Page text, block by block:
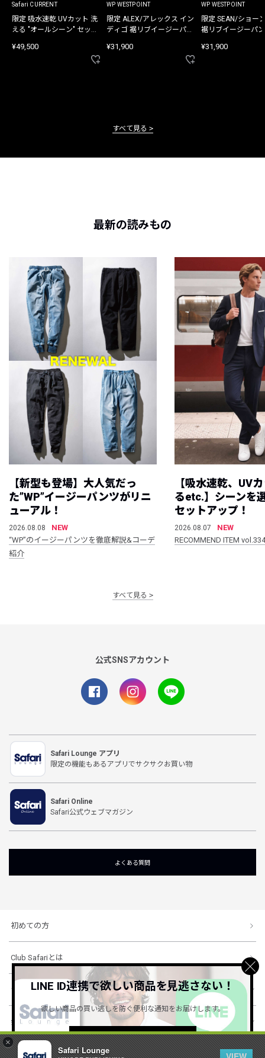
×
Safari Lounge
Safari CURRENT
限定 吸水速乾 UVカット 洗
える "オールシーン" セット
¥49,500
WP WESTPOINT
限定 ALEX/アレックス イン
ディゴ 裾リブイージーパン
¥31,900
WP WESTPOINT
限定 SEAN/ショー
裾リブイージーパ
¥31,900
すべて見る
最新の読みもの
【新型も登場】大人気だっ
た”WP”イージーパンツがリニ
ューアル！
2026.08.08
NEW
“WP”のイージーパンツを徹底解説&コーデ
紹介
【吸水速乾、UV
るetc.】シーンを
セットアップ！
2026.08.07
NEW
RECOMMEND ITEM vol.334
すべて見る
公式SNSアカウント
Safari Lounge アプリ
限定の機能もあるアプリでサクサクお買い物
Safari Online
Safari公式ウェブマガジン
よくある質問
初めての方
Club Safariとは
ショッピングガイド
会社概要・規約
LINE ID連携で欲しい商品を見逃さない！
欲しい商品の買い逃しを防ぐ便利な通知をお届けします。
詳しくはこちら ＞